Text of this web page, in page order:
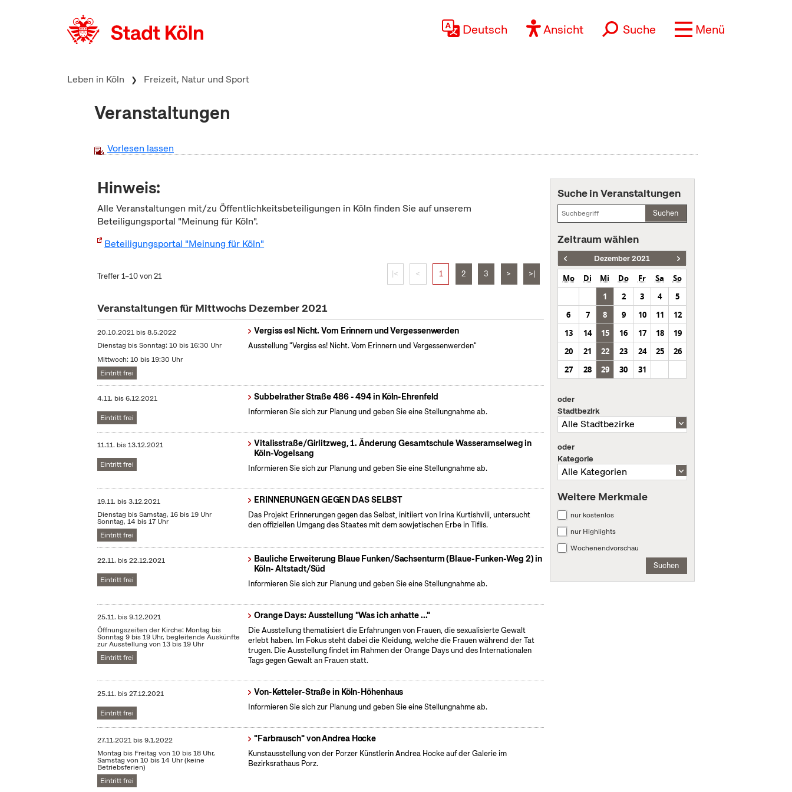
Deutsch Ansicht Suche Menü
Leben in Köln Freizeit, Natur und Sport
Veranstaltungen
Vorlesen lassen
Hinweis:
Alle Veranstaltungen mit/zu Öffentlichkeitsbeteiligungen in Köln finden Sie auf unserem
Beteiligungsportal "Meinung für Köln".
Beteiligungsportal "Meinung für Köln"
Treffer 1–10 von 21 |< < 1 2 3 > >|
Veranstaltungen für Mittwochs Dezember 2021
20.10.2021 bis8.5.2022
Dienstag bis Sonntag: 10 bis 16:30 Uhr
Mittwoch: 10 bis 19:30 Uhr
Eintritt frei
Vergiss es! Nicht. Vom Erinnern und Vergessenwerden
Ausstellung "Vergiss es! Nicht. Vom Erinnern und Vergessenwerden"
4.11. bis6.12.2021
Eintritt frei
Subbelrather Straße 486 - 494 in Köln-Ehrenfeld
Informieren Sie sich zur Planung und geben Sie eine Stellungnahme ab.
11.11. bis13.12.2021
Eintritt frei
Vitalisstraße/Girlitzweg, 1. Änderung Gesamtschule Wasseramselweg in
Köln-Vogelsang
Informieren Sie sich zur Planung und geben Sie eine Stellungnahme ab.
19.11. bis3.12.2021
Dienstag bis Samstag, 16 bis 19 Uhr
Sonntag, 14 bis 17 Uhr
Eintritt frei
ERINNERUNGEN GEGEN DAS SELBST
Das Projekt Erinnerungen gegen das Selbst, initiiert von Irina Kurtishvili, untersucht
den offiziellen Umgang des Staates mit dem sowjetischen Erbe in Tiflis.
22.11. bis22.12.2021
Eintritt frei
Bauliche Erweiterung Blaue Funken/Sachsenturm (Blaue-Funken-Weg 2) in
Köln- Altstadt/Süd
Informieren Sie sich zur Planung und geben Sie eine Stellungnahme ab.
25.11. bis9.12.2021
Öffnungszeiten der Kirche: Montag bis
Sonntag 9 bis 19 Uhr, begleitende Auskünfte
zur Ausstellung von 13 bis 19 Uhr
Eintritt frei
Orange Days: Ausstellung "Was ich anhatte ..."
Die Ausstellung thematisiert die Erfahrungen von Frauen, die sexualisierte Gewalt
erlebt haben. Im Fokus steht dabei die Kleidung, welche die Frauen während der Tat
trugen. Die Ausstellung findet im Rahmen der Orange Days und des Internationalen
Tags gegen Gewalt an Frauen statt.
25.11. bis27.12.2021
Eintritt frei
Von-Ketteler-Straße in Köln-Höhenhaus
Informieren Sie sich zur Planung und geben Sie eine Stellungnahme ab.
27.11.2021 bis9.1.2022
Montag bis Freitag von 10 bis 18 Uhr,
Samstag von 10 bis 14 Uhr (keine
Betriebsferien)
Eintritt frei
"Farbrausch" von Andrea Hocke
Kunstausstellung von der Porzer Künstlerin Andrea Hocke auf der Galerie im
Bezirksrathaus Porz.
Suche in Veranstaltungen
Suchen
Zeitraum wählen
Dezember 2021
Mo Di Mi Do Fr Sa
So
1
2 3 4
5
6
7 8 9 10 11
12
13
14 15 16 17 18
19
20
21 22 23 24 25
26
27
28 29 30 31
oder
Stadtbezirk
oder
Kategorie
Weitere Merkmale
nur kostenlos
nur Highlights
Wochenendvorschau
Suchen